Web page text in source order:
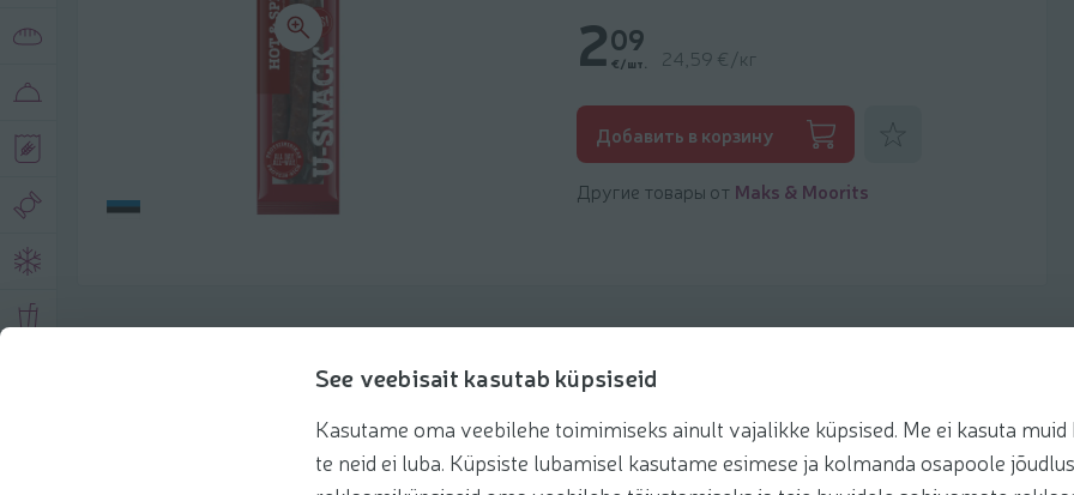
See veebisait kasutab küpsiseid
Kasutame oma veebilehe toimimiseks ainult vajalikke küpsised. Me ei kasuta muid
te neid ei luba. Küpsiste lubamisel kasutame esimese ja kolmanda osapoole
209
€/шт. 24,59 €/кг
Добавить в корзину
Другие товары от Maks & Moorits
Рекомендации Рецепты